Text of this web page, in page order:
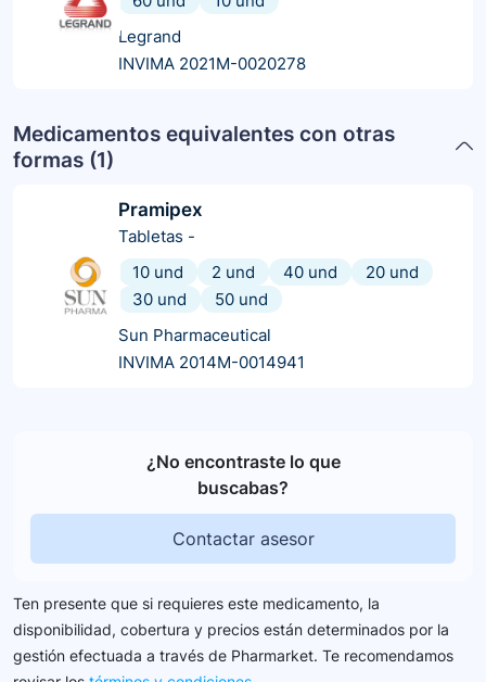
Legrand
INVIMA 2021M-0020278
Medicamentos equivalentes con otras
formas (1)
Pramipex
Tabletas -
10 und
2 und 40 und
20 und
30 und
50 und
Sun Pharmaceutical
INVIMA 2014M-0014941
¿No encontraste lo que
buscabas?
Contactar asesor
Ten presente que si requieres este medicamento, la
disponibilidad, cobertura y precios están determinados por la
gestión efectuada a través de Pharmarket. Te recomendamos